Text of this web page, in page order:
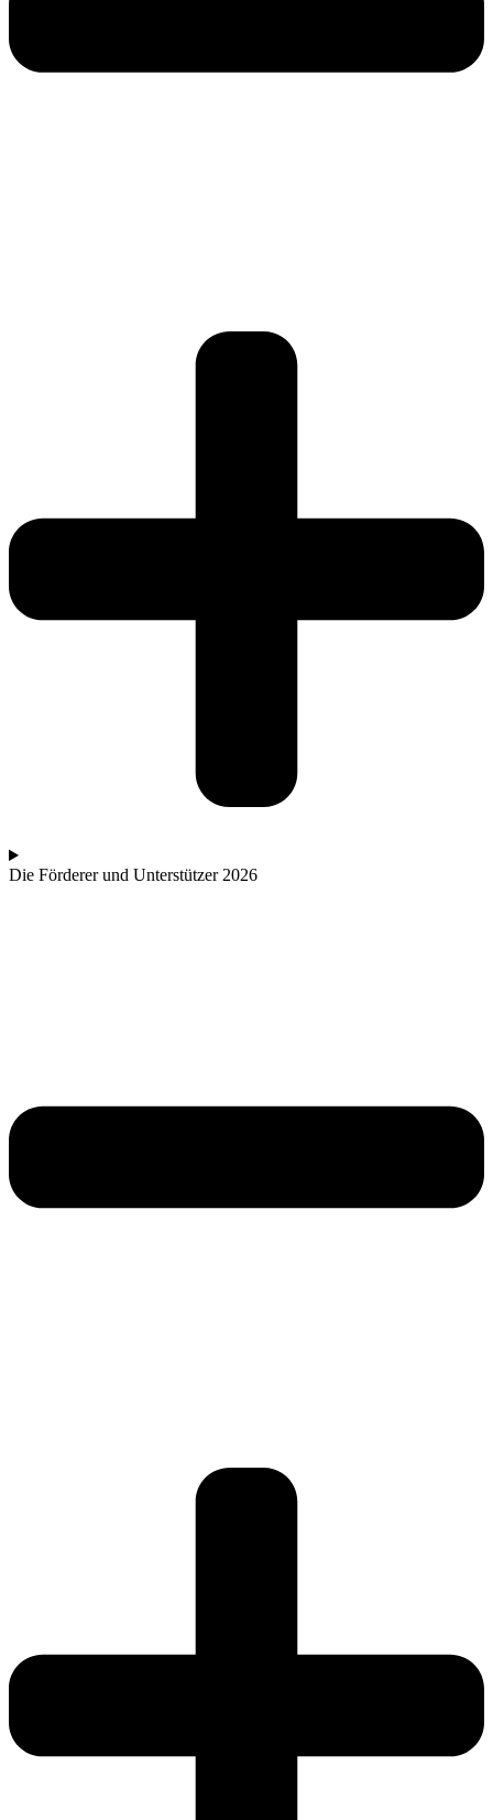
Die Förderer und Unterstützer 2026